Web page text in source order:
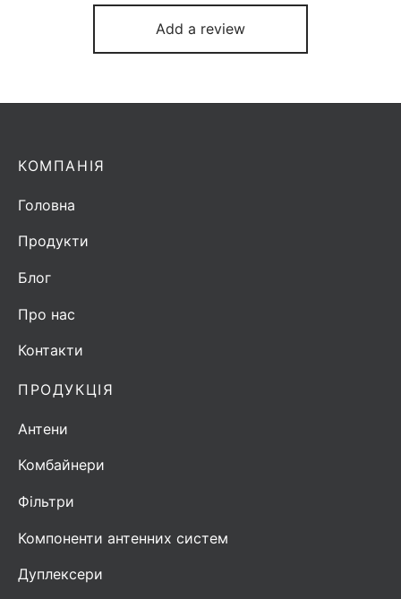
Add a review
ПРОДУКЦІЯ
Антени
Комбайнери
Фільтри
Компоненти антенних систем
Дуплексери
КОМПАНІЯ
Головна
Продукти
Блог
Про нас
Контакти